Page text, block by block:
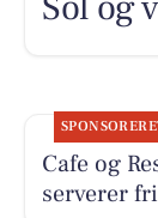
Cafe og
serverer